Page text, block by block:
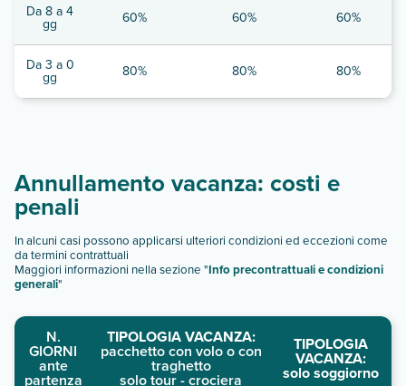
Da 8 a 4
gg 60% 60% 60%
Da 3 a 0
gg 80% 80% 80%
Annullamento vacanza: costi e
penali
In alcuni casi possono applicarsi ulteriori condizioni ed eccezioni come
da termini contrattuali
Maggiori informazioni nella sezione "Info precontrattuali e condizioni
generali"
N.
GIORNI
ante
partenza
TIPOLOGIA VACANZA:
pacchetto con volo o con
traghetto
solo tour - crociera
TIPOLOGIA
VACANZA:
solo soggiorno